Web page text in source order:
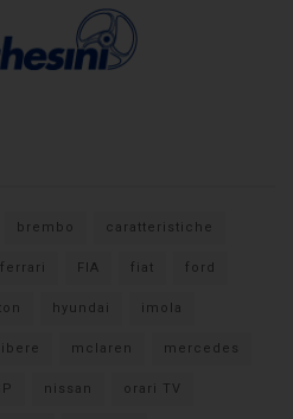
brembo caratteristiche
ferrari FIA fiat ford
hyundai imola
libere mclaren mercedes
nissan orari TV